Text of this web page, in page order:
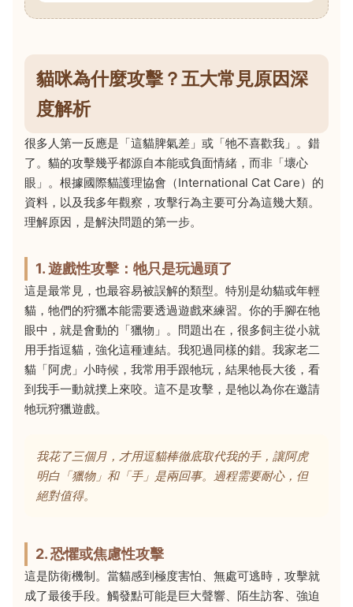
貓咪為什麼攻擊？五大常見原因深
度解析
很多人第一反應是「這貓脾氣差」或「牠不喜歡我」。錯
了。貓的攻擊幾乎都源自本能或負面情緒，而非「壞心
眼」。根據國際貓護理協會（International Cat Care）的
資料，以及我多年觀察，攻擊行為主要可分為這幾大類。
理解原因，是解決問題的第一步。
1. 遊戲性攻擊：牠只是玩過頭了
這是最常見，也最容易被誤解的類型。特別是幼貓或年輕
貓，牠們的狩獵本能需要透過遊戲來練習。你的手腳在牠
眼中，就是會動的「獵物」。問題出在，很多飼主從小就
用手指逗貓，強化這種連結。我犯過同樣的錯。我家老二
貓「阿虎」小時候，我常用手跟牠玩，結果牠長大後，看
到我手一動就撲上來咬。這不是攻擊，是牠以為你在邀請
牠玩狩獵遊戲。
我花了三個月，才用逗貓棒徹底取代我的手，讓阿虎
明白「獵物」和「手」是兩回事。過程需要耐心，但
絕對值得。
2. 恐懼或焦慮性攻擊
這是防衛機制。當貓感到極度害怕、無處可逃時，攻擊就
成了最後手段。觸發點可能是巨大聲響、陌生訪客、強迫